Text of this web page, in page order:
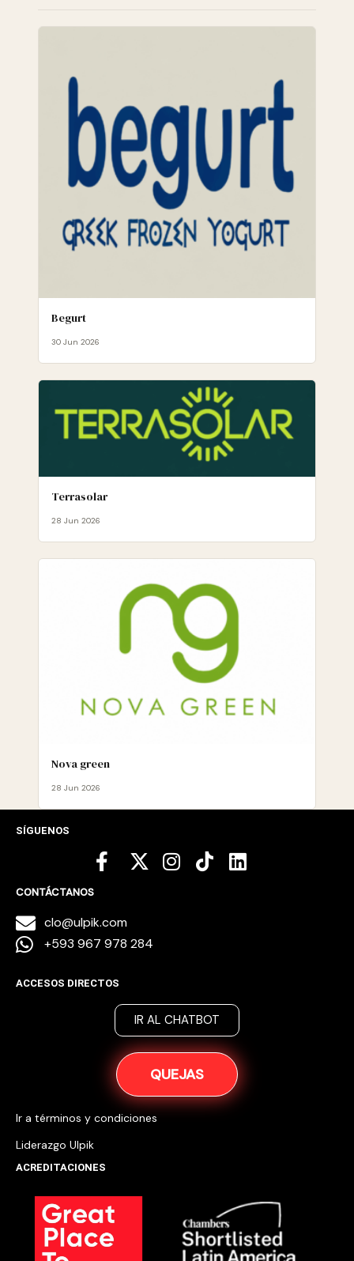
Begurt
30 Jun 2026
Terrasolar
28 Jun 2026
Nova green
28 Jun 2026
SÍGUENOS
CONTÁCTANOS
clo@ulpik.com
+593 967 978 284
ACCESOS DIRECTOS
IR AL CHATBOT
QUEJAS
Ir a términos y condiciones
Liderazgo Ulpik
ACREDITACIONES